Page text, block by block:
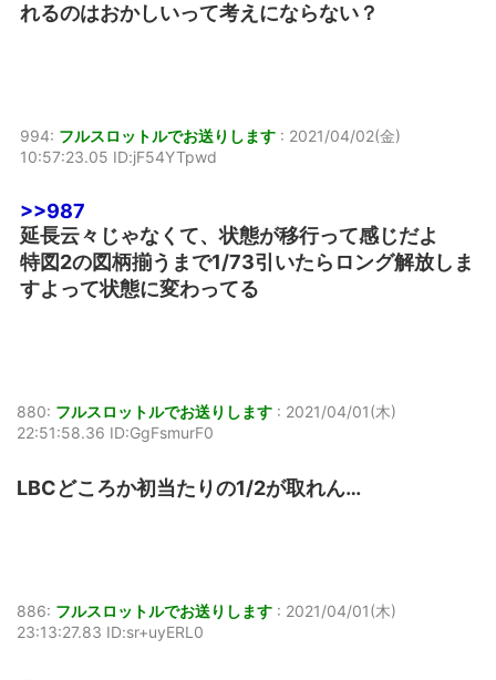
れるのはおかしいって考えにならない？
994: フルスロットルでお送りします : 2021/04/02(金)
10:57:23.05 ID:jF54YTpwd
>>987
延長云々じゃなくて、状態が移行って感じだよ
特図2の図柄揃うまで1/73引いたらロング解放しま
すよって状態に変わってる
880: フルスロットルでお送りします : 2021/04/01(木)
22:51:58.36 ID:GgFsmurF0
LBCどころか初当たりの1/2が取れん…
886: フルスロットルでお送りします : 2021/04/01(木)
23:13:27.83 ID:sr+uyERL0